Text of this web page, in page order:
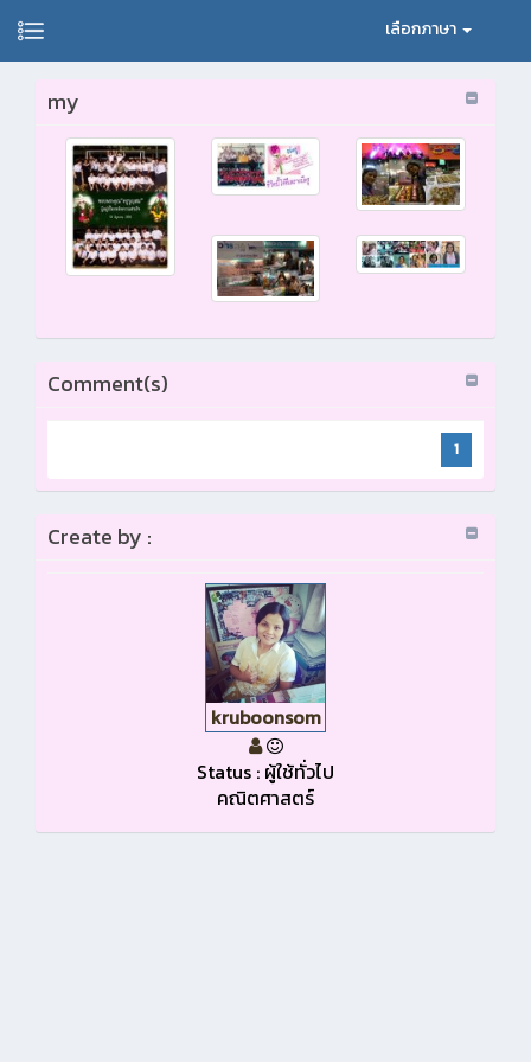
เลือกภาษา
my
Comment(s)
1
Create by :
kruboonsom
Status : ผู้ใช้ทั่วไป
คณิตศาสตร์